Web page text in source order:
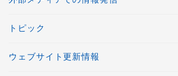
トピック
ウェブサイト更新情報